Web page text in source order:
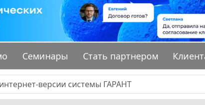
Семинары Стать партнером